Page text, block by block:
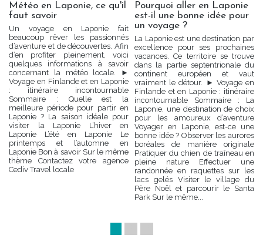
Météo en Laponie, ce qu'il
faut savoir
Un voyage en Laponie fait
beaucoup rêver les passionnés
d’aventure et de découvertes. Afin
d’en profiter pleinement, voici
quelques informations à savoir
concernant la météo locale. ►
Voyage en Finlande et en Laponie
: itinéraire incontournable
Sommaire : Quelle est la
meilleure période pour partir en
Laponie ? La saison idéale pour
visiter la Laponie L’hiver en
Laponie L’été en Laponie Le
printemps et l’automne en
Laponie Bon à savoir Sur le même
thème Contactez votre agence
Cediv Travel locale
Pourquoi aller en Laponie
est-il une bonne idée pour
un voyage ?
La Laponie est une destination par
excellence pour ses prochaines
vacances. Ce territoire se trouve
dans la partie septentrionale du
continent européen et vaut
vraiment le détour. ► Voyage en
Finlande et en Laponie : itinéraire
incontournable Sommaire : La
Laponie, une destination de choix
pour les amoureux d’aventure
Voyager en Laponie, est-ce une
bonne idée ? Observer les aurores
boréales de manière originale
Pratiquer du chien de traîneau en
pleine nature Effectuer une
randonnée en raquettes sur les
lacs gelés Visiter le village du
Père Noël et parcourir le Santa
Park Sur le même...